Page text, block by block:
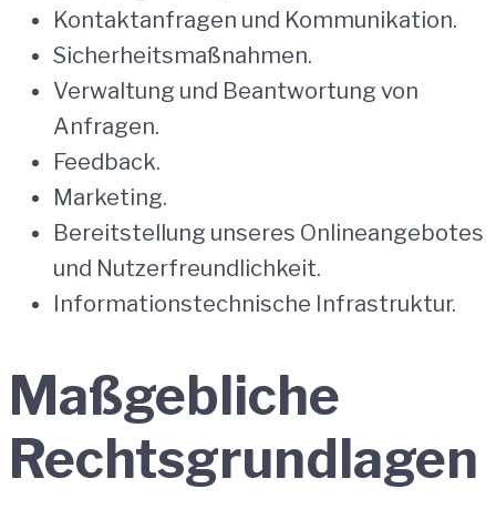
Kontaktanfragen und Kommunikation.
Sicherheitsmaßnahmen.
Verwaltung und Beantwortung von
Anfragen.
Feedback.
Marketing.
Bereitstellung unseres Onlineangebotes
und Nutzerfreundlichkeit.
Informationstechnische Infrastruktur.
Maßgebliche
Rechtsgrundlagen